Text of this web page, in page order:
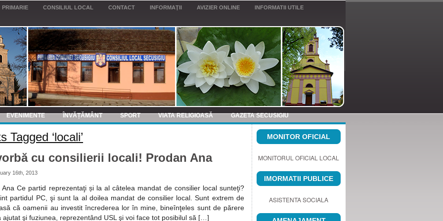
PRIMARIE CONSILIUL LOCAL CONTACT INFORMAŢII AVIZIER ONLINE
INFORMATII UTILE
EVENIMENTE ÎNVĂȚĂMÂNT SPORT VIATA RELIGIOASĂ GAZETA SECUSIGIU
Tagged ‘locali’
cu consilierii locali! Prodan Ana
16th, 2013
Ana Ce partid reprezentaţi și la al câtelea mandat de consilier local sunteţi?
partidul PC, şi sunt la al doilea mandat de consilier local. Sunt extrem de
că oamenii au investit încrederea lor în mine, bineînţeles sunt de părere
ajutat şi fuziunea, reprezentând USL şi voi face tot posibilul să […]
MONITOR OFICIAL
MONITORUL OFICIAL LOCAL
IMORMATII PUBLICE
ASISTENTA SOCIALA